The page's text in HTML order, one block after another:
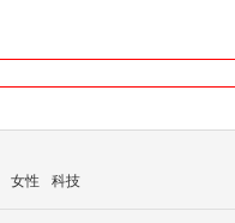
女性 科技